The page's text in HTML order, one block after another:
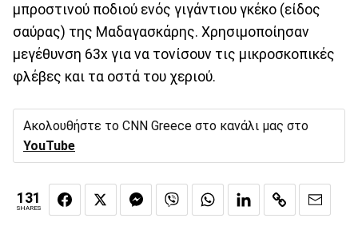
μπροστινού ποδιού ενός γιγάντιου γκέκο (είδος
σαύρας) της Μαδαγασκάρης. Χρησιμοποίησαν
μεγέθυνση 63x για να τονίσουν τις μικροσκοπικές
φλέβες και τα οστά του χεριού.
Ακολουθήστε το CNN Greece στο κανάλι μας στο
YouTube
131
SHARES